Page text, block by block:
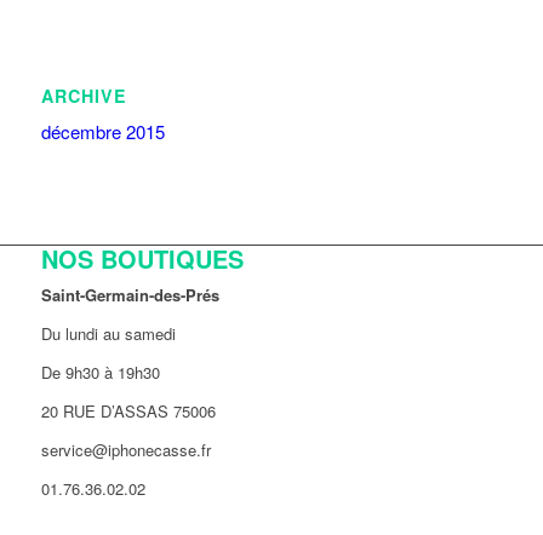
ARCHIVE
décembre 2015
NOS BOUTIQUES
Saint-Germain-des-Prés
Du lundi au samedi
De 9h30 à 19h30
20 RUE D’ASSAS 75006
service@iphonecasse.fr
01.76.36.02.02